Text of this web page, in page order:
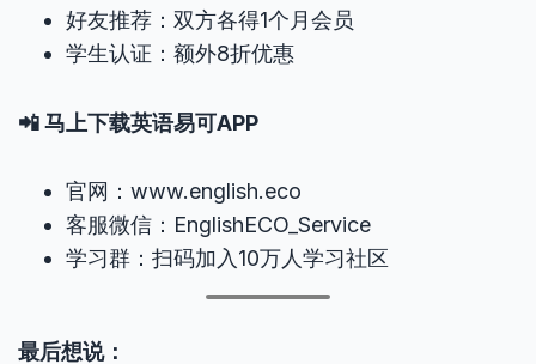
好友推荐：双方各得1个月会员
学生认证：额外8折优惠
📲 马上下载英语易可APP
官网：www.english.eco
客服微信：EnglishECO_Service
学习群：扫码加入10万人学习社区
最后想说：